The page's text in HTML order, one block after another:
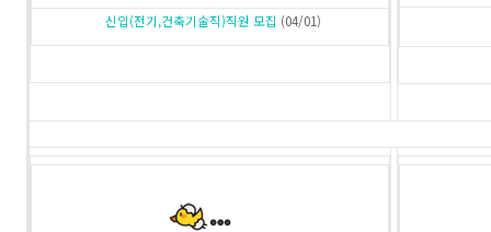
신입(전기,건축기술직)직원 모집 (04/01)